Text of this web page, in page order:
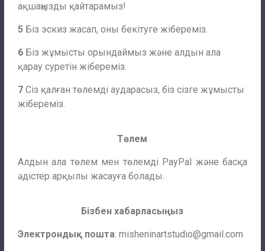
ақшаңызды қайтарамыз!
5Біз эскиз жасап, оны бекітуге жібереміз.
6Біз жұмысты орындаймыз және алдын ала
қарау суретін жібереміз.
7Сіз қалған төлемді аударасыз, біз сізге жұмысты
жібереміз.
Төлем
Алдын ала төлем мен төлемді PayPal және басқа
әдістер арқылы жасауға болады.
Бізбен хабарласыңыз
Электрондық пошта: misheninartstudio@gmail.com